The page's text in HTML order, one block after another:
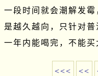
一段时间就会潮解发
是越久越向，只针对
一年内能喝完，不能买
<<< <<